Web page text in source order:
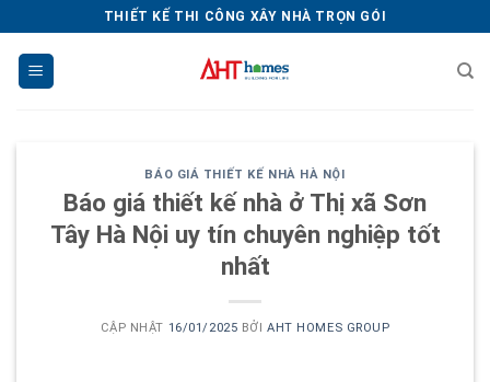
dung
THIẾT KẾ THI CÔNG XÂY NHÀ TRỌN GÓI
BÁO GIÁ THIẾT KẾ NHÀ HÀ NỘI
Báo giá thiết kế nhà ở Thị xã Sơn
Tây Hà Nội uy tín chuyên nghiệp tốt
nhất
CẬP NHẬT 16/01/2025 BỞIAHT HOMES GROUP